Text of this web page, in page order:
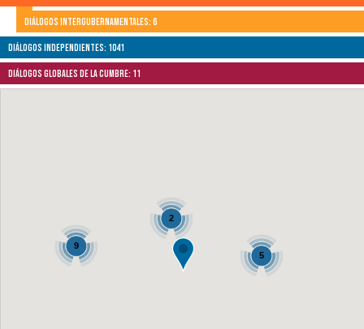
Diálogos Intergubernamentales: 6
Diálogos independientes: 1041
Diálogos globales de la Cumbre: 11
5
9
2